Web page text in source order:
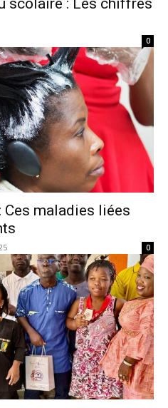
scolaire : Les chiffres
0
Ces maladies liées
0